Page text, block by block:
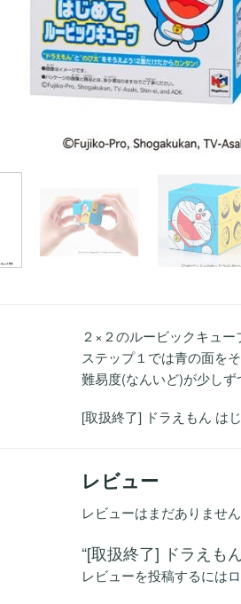
２×２のルービックキュ
ステップ１では青の面を
難易度(なんいど)が少しず
[取扱終了] ドラえもん は
レビュー
レビューはまだありません
“[取扱終了] ドラえも
レビューを投稿するには